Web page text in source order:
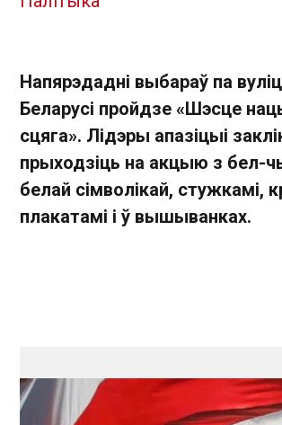
Напярэдадні выбараў па
Беларусі пройдзе «Шэсце
сцяга». Лідэры апазіцыі
прыходзіць на акцыю з бел-
белай сімволікай, стужкамі,
плакатамі і ў вышыванках.